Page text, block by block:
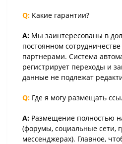
Q: Какие гарантии?
A: Мы заинтересованы в
постоянном
партнерами. Система
регистрирует переходы и
данные не подлежат
Q: Где я могу размещать
A: Размещение полностью
(форумы, социальные сети,
мессенджерах). Главное,